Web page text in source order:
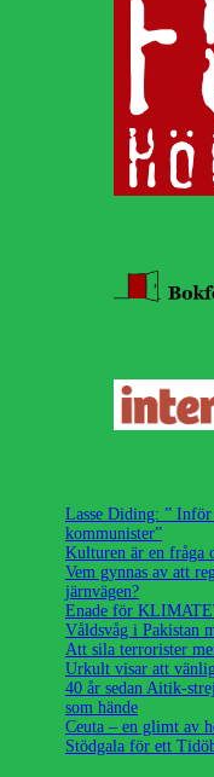
Lasse Diding: ”
kommunister”
Kulturen är en fråga
Vem gynnas av att
järnvägen?
Enade för
Våldsvåg i Pakistan
Att sila terrorister
Urkult visar att
40 år sedan Aitik-
som hände
Ceuta – en glimt av
Stödgala för ett